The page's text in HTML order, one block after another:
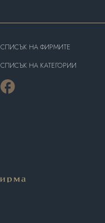
СПИСЪК НА ФИРМИТЕ
СПИСЪК НА КАТЕГОРИИ